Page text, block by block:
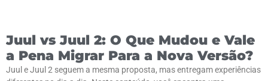
Juul vs Juul 2: O Que Mudou e Vale
a Pena Migrar Para a Nova Versão?
Juul e Juul 2 seguem a mesma proposta, mas entregam experiências